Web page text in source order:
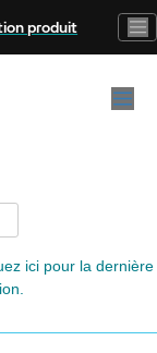
produit
ici pour la dernière